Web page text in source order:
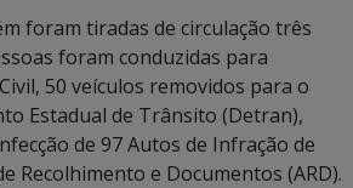
foram tiradas de circulação três
foram conduzidas para
50 veículos removidos para o
Estadual de Trânsito (Detran),
de 97 Autos de Infração de
Recolhimento e Documentos (ARD).